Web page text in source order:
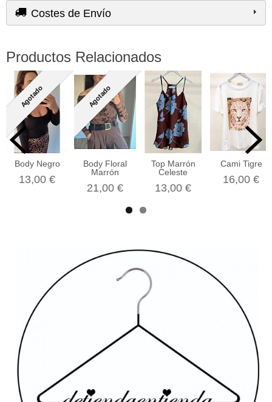
Costes de Envío
Productos Relacionados
Agotado
Body Negro
13,00 €
Agotado
Body Floral
Marrón
21,00 €
Top Marrón
Celeste
13,00 €
Cami Tigre
16,00 €